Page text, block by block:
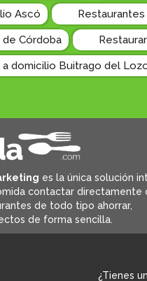
Ascó Restaurantes
de Córdoba
a domicilio Buitrago del
es la única solución
contactar directamente
de todo tipo ahorrar,
de forma sencilla.
¿Tienes